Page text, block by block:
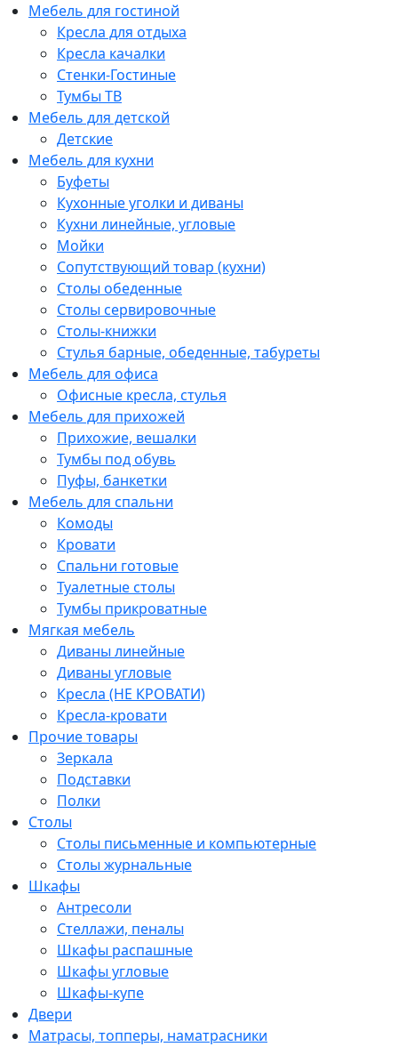
Мебель для гостиной
Кресла для отдыха
Кресла качалки
Стенки-Гостиные
Тумбы ТВ
Мебель для детской
Детские
Мебель для кухни
Буфеты
Кухонные уголки и диваны
Кухни линейные, угловые
Мойки
Сопутствующий товар (кухни)
Столы обеденные
Столы сервировочные
Столы-книжки
Стулья барные, обеденные, табуреты
Мебель для офиса
Офисные кресла, стулья
Мебель для прихожей
Прихожие, вешалки
Тумбы под обувь
Пуфы, банкетки
Мебель для спальни
Комоды
Кровати
Спальни готовые
Туалетные столы
Тумбы прикроватные
Мягкая мебель
Диваны линейные
Диваны угловые
Кресла (НЕ КРОВАТИ)
Кресла-кровати
Прочие товары
Зеркала
Подставки
Полки
Столы
Столы письменные и компьютерные
Столы журнальные
Шкафы
Антресоли
Стеллажи, пеналы
Шкафы распашные
Шкафы угловые
Шкафы-купе
Двери
Матрасы, топперы, наматрасники